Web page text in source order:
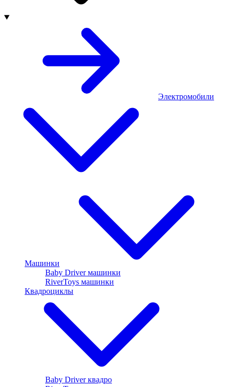
Электромобили
Машинки
Baby Driver машинки
RiverToys машинки
Квадроциклы
Baby Driver квадро